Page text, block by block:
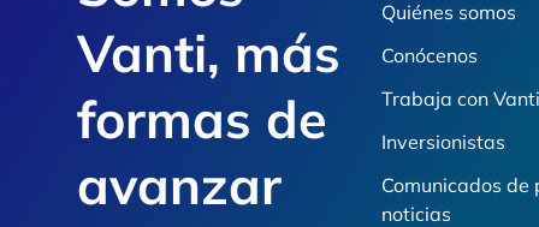
Vanti, más
formas de
avanzar
Quiénes somos
Conócenos
Trabaja con Vanti
Inversionistas
Comunicados de
noticias